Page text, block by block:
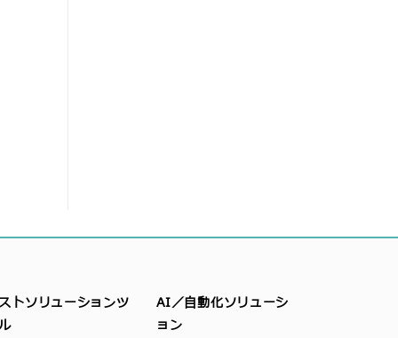
トソリューションツ
AI／自動化ソリューシ
ョン